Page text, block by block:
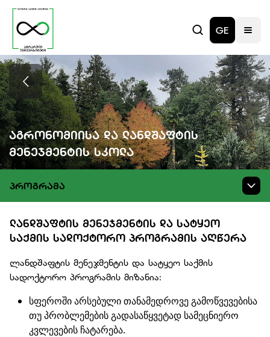
GE
Აგრონომიისა Და Ლანდშაფტის
Მენეჯმენტის Სკოლა
ᲞᲠᲝᲒᲠᲐᲛᲐ
ᲚᲐᲜᲓᲨᲐᲤᲢᲘᲡ ᲛᲔᲜᲔᲯᲛᲔᲜᲢᲘᲡ ᲓᲐ ᲡᲐᲢᲧᲔᲝ
ᲡᲐᲥᲛᲘᲡ ᲡᲐᲓᲝᲥᲢᲝᲠᲝ ᲞᲠᲝᲒᲠᲐᲛᲘᲡ ᲐᲦᲬᲔᲠᲐ
ლანდშაფტის მენეჯმენტის და სატყეო საქმის
სადოქტორო პროგრამის მიზანია:
სფეროში არსებული თანამედროვე გამოწვევებისა
თუ პრობლემების გადასაწყვეტად სამეცნიერო
კვლევების ჩატარება.